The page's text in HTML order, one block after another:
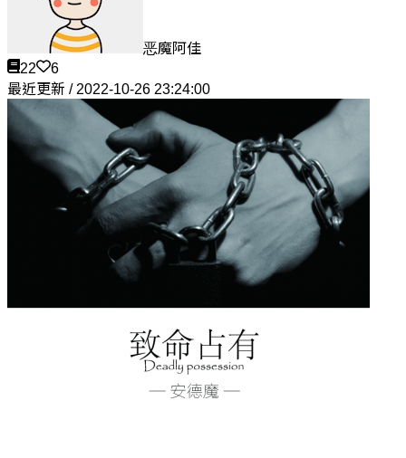
恶魔阿佳
22
6
最近更新 / 2022-10-26 23:24:00